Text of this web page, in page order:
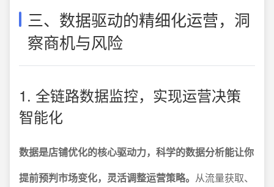
三、数据驱动的精细化运营，洞
察商机与风险
1. 全链路数据监控，实现运营决策
智能化
数据是店铺优化的核心驱动力，科学的数据分析能让你
提前预判市场变化，灵活调整运营策略。 从流量获取、